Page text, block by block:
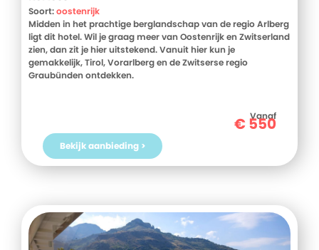
Soort:oostenrijk
Midden in het prachtige berglandschap van de regio Arlberg
ligt dit hotel. Wil je graag meer van Oostenrijk en Zwitserland
zien, dan zit je hier uitstekend. Vanuit hier kun je
gemakkelijk, Tirol, Vorarlberg en de Zwitserse regio
Graubünden ontdekken.
Vanaf
€550
Bekijk aanbieding >